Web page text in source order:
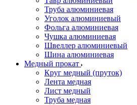
Труба алюминиевая
Уголок алюминиевый
Фольга алюминиевая
Чушка алюминиевая
Швеллер алюминиевый
Шина алюминиевая
Медный прокат
Круг медный (пруток)
Лента медная
Лист медный
Труба медная